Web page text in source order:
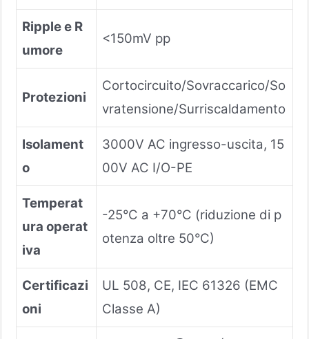
Ripple e R
umore
<150mV pp
Protezioni
Cortocircuito/Sovraccarico/So
vratensione/Surriscaldamento
Isolament
o
3000V AC ingresso-uscita, 15
00V AC I/O-PE
Temperat
ura operat
iva
-25°C a +70°C (riduzione di p
otenza oltre 50°C)
Certificazi
oni
UL 508, CE, IEC 61326 (EMC
Classe A)